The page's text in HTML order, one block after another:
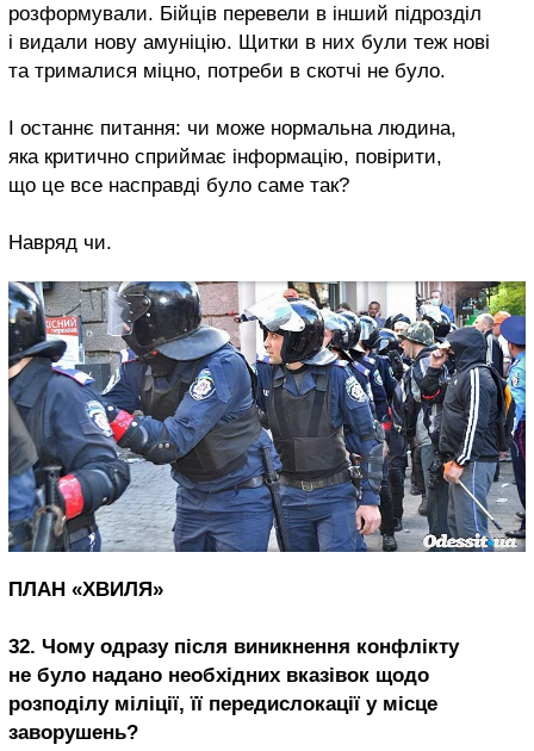
розформували. Бійців перевели в інший підрозділ
і видали нову амуніцію. Щитки в них були теж нові
та трималися міцно, потреби в скотчі не було.
І останнє питання: чи може нормальна людина,
яка критично сприймає інформацію, повірити,
що це все насправді було саме так?
Навряд чи.
ПЛАН «ХВИЛЯ»
32. Чому одразу після виникнення конфлікту
не було надано необхідних вказівок щодо
розподілу міліції, її передислокації у місце
заворушень?